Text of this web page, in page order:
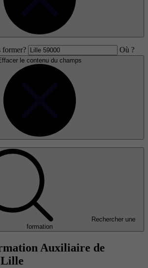
former? Où ?
le contenu du champs
Rechercher une
formation
Auxiliaire de